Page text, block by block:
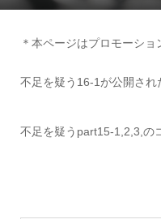
＊本ページはプロモーショ
不足を疑う16-1が公開され
不足を疑うpart15-1,2,3,の